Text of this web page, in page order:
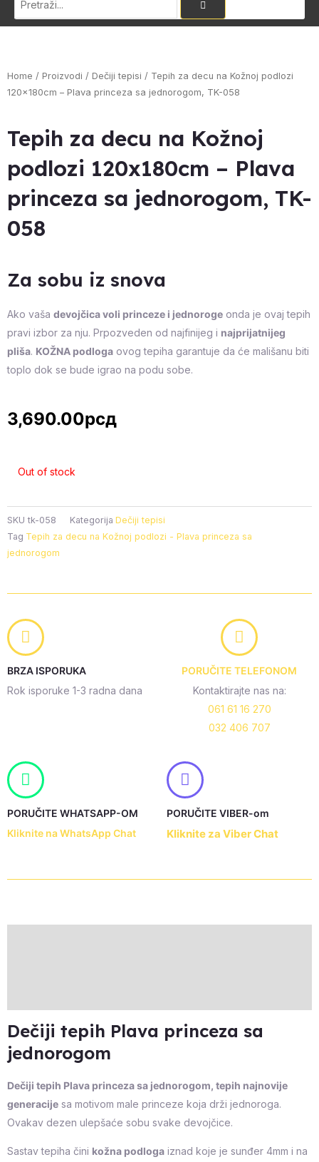
Home / Proizvodi / Dečiji tepisi / Tepih za decu na Kožnoj podlozi
120x180cm – Plava princeza sa jednorogom, TK-058
Tepih za decu na Kožnoj
podlozi 120x180cm – Plava
princeza sa jednorogom, TK-
058
Za sobu iz snova
Ako vaša devojčica voli princeze i jednoroge onda je ovaj tepih
pravi izbor za nju. Prpozveden od najfinijeg i najprijatnijeg
pliša. KOŽNA podloga ovog tepiha garantuje da će mališanu biti
toplo dok se bude igrao na podu sobe.
3,690.00рсд
Out of stock
SKU tk-058 Kategorija Dečiji tepisi
Tag Tepih za decu na Kožnoj podlozi - Plava princeza sa
jednorogom
BRZA ISPORUKA
Rok isporuke 1-3 radna dana
PORUČITE TELEFONOM
Kontaktirajte nas na:
061 61 16 270
032 406 707
PORUČITE WHATSAPP-OM
Kliknite na WhatsApp Chat
PORUČITE VIBER-om
Kliknite za Viber Chat
Dečiji tepih Plava princeza sa
jednorogom
Dečiji tepih Plava princeza sa jednorogom, tepih najnovije
generacije sa motivom male princeze koja drži jednoroga.
Ovakav dezen ulepšaće sobu svake devojčice.
Sastav tepiha čini kožna podloga iznad koje je sunđer 4mm i na